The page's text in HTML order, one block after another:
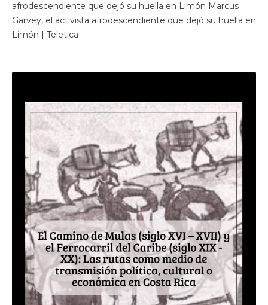
afrodescendiente que dejó su huella en Limón Marcus
Garvey, el activista afrodescendiente que dejó su huella en
Limón | Teletica